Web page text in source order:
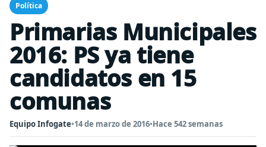
Política
Primarias Municipales
2016: PS ya tiene
candidatos en 15
comunas
Equipo Infogate•14 de marzo de 2016•Hace 542 semanas